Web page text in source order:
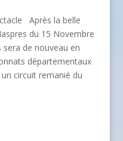
Après la belle
du 15 Novembre
sera de nouveau en
départementaux
circuit remanié du